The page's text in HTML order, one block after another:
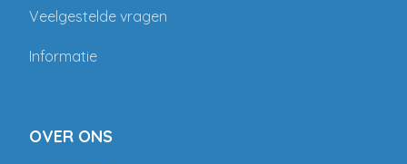
Veelgestelde vragen
Informatie
OVER ONS